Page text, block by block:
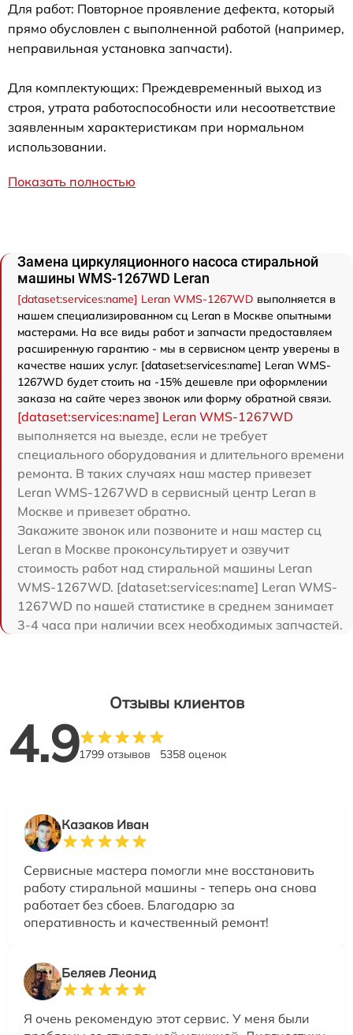
Для работ: Повторное проявление дефекта, который
прямо обусловлен с выполненной работой (например,
неправильная установка запчасти).
Для комплектующих: Преждевременный выход из
строя, утрата работоспособности или несоответствие
заявленным характеристикам при нормальном
использовании.
Показать полностью
Замена циркуляционного насоса стиральной
машины WMS-1267WD Leran
[dataset:services:name] Leran WMS-1267WD выполняется в
нашем специализированном сц Leran в Москве опытными
мастерами. На все виды работ и запчасти предоставляем
расширенную гарантию - мы в сервисном центр уверены в
качестве наших услуг. [dataset:services:name] Leran WMS-
1267WD будет стоить на -15% дешевле при оформлении
заказа на сайте через звонок или форму обратной связи.
[dataset:services:name] Leran WMS-1267WD
выполняется на выезде, если не требует
специального оборудования и длительного времени
ремонта. В таких случаях наш мастер привезет
Leran WMS-1267WD в сервисный центр Leran в
Москве и привезет обратно.
Закажите звонок или позвоните и наш мастер сц
Leran в Москве проконсультирует и озвучит
стоимость работ над стиральной машины Leran
WMS-1267WD. [dataset:services:name] Leran WMS-
1267WD по нашей статистике в среднем занимает
3-4 часа при наличии всех необходимых запчастей.
Отзывы клиентов
4.91799 отзывов 5358 оценок
Казаков Иван
Сервисные мастера помогли мне восстановить
работу стиральной машины - теперь она снова
работает без сбоев. Благодарю за
оперативность и качественный ремонт!
Беляев Леонид
Я очень рекомендую этот сервис. У меня были